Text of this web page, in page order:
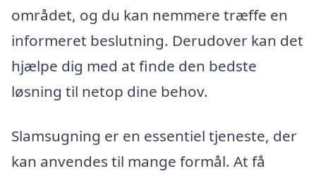
området, og du kan nemmere træffe en
informeret beslutning. Derudover kan det
hjælpe dig med at finde den bedste
løsning til netop dine behov.
Slamsugning er en essentiel tjeneste, der
kan anvendes til mange formål. At få